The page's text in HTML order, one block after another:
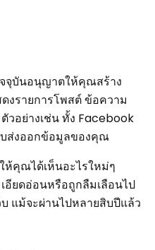
จุบันอนุญาตให้คุณสร้าง
งรายการโพสต์ ข้อความ
วอย่างเช่น ทั้ง Facebook
บส่งออกข้อมูลของคุณ
ห้คุณได้เห็นอะไรใหม่ๆ
ยดอ่อนหรือถูกลืมเลือนไป
แม้จะผ่านไปหลายสิบปีแล้ว